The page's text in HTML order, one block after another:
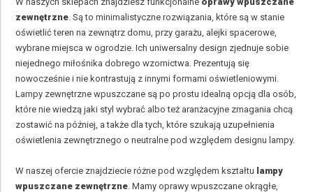
zewnętrzne . Są to minimalistyczne rozwiązania, które są w stanie
oświetlić teren na zewnątrz domu, przy garażu, alejki spacerowe,
wybrane miejsca w ogrodzie. Ich uniwersalny design zjednuje sobie
niejednego miłośnika dobrego wzornictwa. Prezentują się
nowocześnie i nie kontrastują z innymi formami oświetleniowymi.
Lampy zewnętrzne wpuszczane są po prostu idealną opcją dla osób,
które nie wiedzą jaki styl wybrać albo też aranżacyjne zmagania chcą
zostawić na później, a także dla tych, które szukają uzupełnienia
oświetlenia zewnętrznego o neutralne pod względem designu lampy.
W naszej ofercie znajdziecie różne pod względem kształtu lampy
wpuszczane zewnętrzne . Mamy oprawy wpuszczane okrągłe,